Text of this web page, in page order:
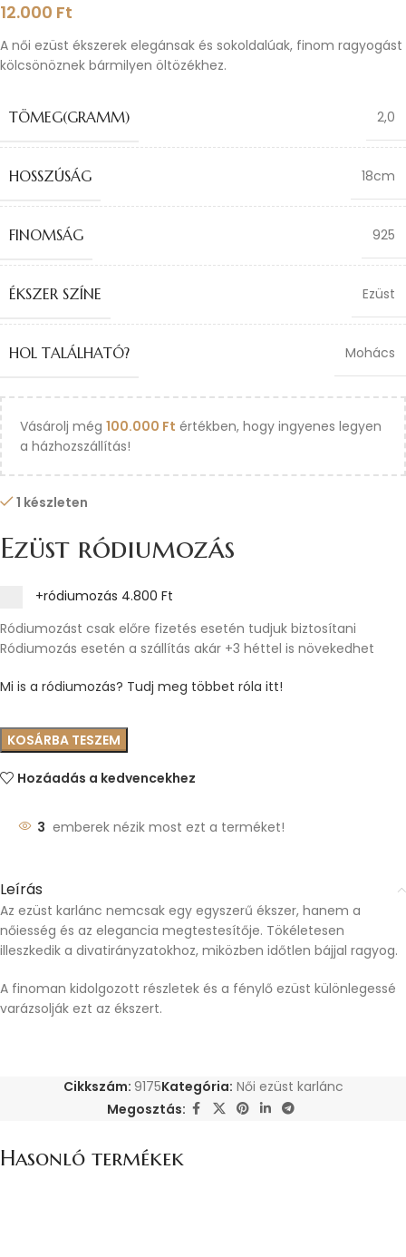
12.000 Ft
A női ezüst ékszerek elegánsak és sokoldalúak, finom ragyogást
kölcsönöznek bármilyen öltözékhez.
TÖMEG(GRAMM) 2,0
HOSSZÚSÁG 18cm
FINOMSÁG 925
ÉKSZER SZÍNE Ezüst
HOL TALÁLHATÓ? Mohács
Vásárolj még 100.000 Ft értékben, hogy ingyenes legyen
a házhozszállítás!
1 készleten
Ezüst ródiumozás
+ródiumozás 4.800 Ft
Ródiumozást csak előre fizetés esetén tudjuk biztosítani
Ródiumozás esetén a szállítás akár +3 héttel is növekedhet
Mi is a ródiumozás? Tudj meg többet róla itt!
KOSÁRBA TESZEM
Hozáadás a kedvencekhez
3 emberek nézik most ezt a terméket!
Leírás
Az ezüst karlánc nemcsak egy egyszerű ékszer, hanem a
nőiesség és az elegancia megtestesítője. Tökéletesen
illeszkedik a divatirányzatokhoz, miközben időtlen bájjal ragyog.
A finoman kidolgozott részletek és a fénylő ezüst különlegessé
varázsolják ezt az ékszert.
Cikkszám: 9175Kategória: Női ezüst karlánc
Megosztás:
Hasonló termékek